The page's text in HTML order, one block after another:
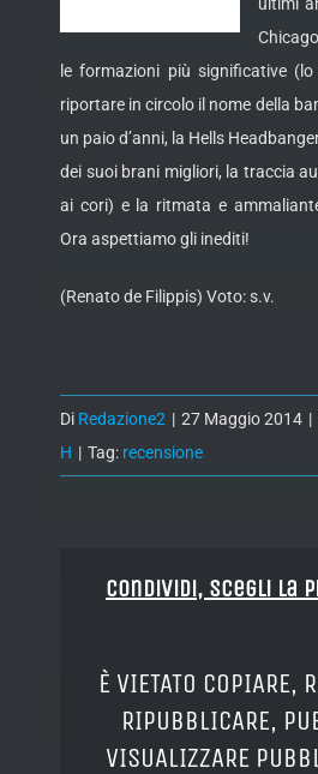
ultimi
le formazioni più significative
riportare in circolo il nome della
un paio d’anni, la Hells
dei suoi brani migliori, la traccia
ai cori) e la ritmata e
Ora aspettiamo gli inediti!
(Renato de Filippis) Voto: s.v.
Di Redazione2 | 27 Maggio 2014 |
H | Tag: recensione
Condividi, Scegli la
È VIETATO COPIARE,
RIPUBBLICARE,
VISUALIZZARE